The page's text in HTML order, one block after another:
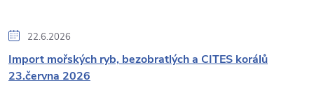
22.6.2026
Import mořských ryb, bezobratlých a CITES korálů
23.června 2026